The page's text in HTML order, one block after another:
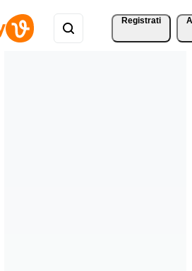
Registrati